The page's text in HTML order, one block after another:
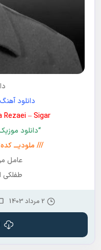
دانلود
Rezaei – Sigar
“دانلود
/// ملودیـــ
عامل
طفلکی
2 مرداد 1403